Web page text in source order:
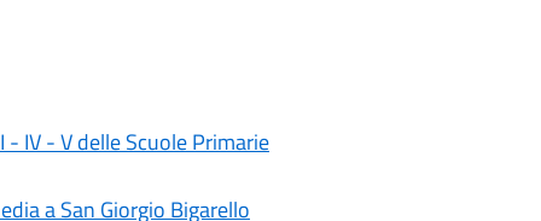
IV - V delle Scuole Primarie
a San Giorgio Bigarello